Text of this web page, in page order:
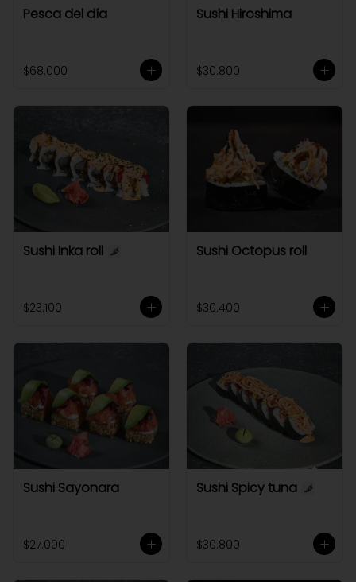
Pesca del día
$68.000
Sushi Hiroshima
$30.800
Sushi Inka roll
$23.100
Sushi Octopus roll
$30.400
Sushi Sayonara
$27.000
Sushi Spicy tuna
$30.800